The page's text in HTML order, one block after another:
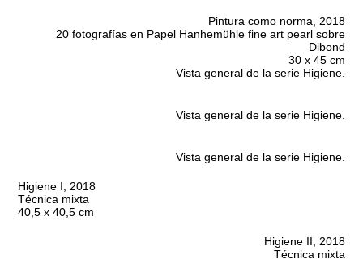
Pintura como norma, 2018
20 fotografías en Papel Hanhemühle fine art pearl sobre
Dibond
30 x 45 cm
Vista general de la serie Higiene.
Vista general de la serie Higiene.
Vista general de la serie Higiene.
Higiene I, 2018
Técnica mixta
40,5 x 40,5 cm
Higiene II, 2018
Técnica mixta